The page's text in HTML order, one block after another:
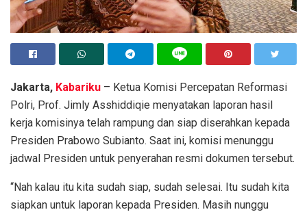
Jakarta, Kabariku – Ketua Komisi Percepatan Reformasi
Polri, Prof. Jimly Asshiddiqie menyatakan laporan hasil
kerja komisinya telah rampung dan siap diserahkan kepada
Presiden Prabowo Subianto. Saat ini, komisi menunggu
jadwal Presiden untuk penyerahan resmi dokumen tersebut.
“Nah kalau itu kita sudah siap, sudah selesai. Itu sudah kita
siapkan untuk laporan kepada Presiden. Masih nunggu